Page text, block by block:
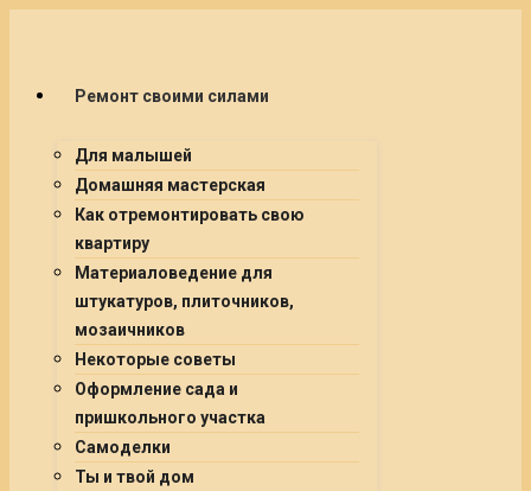
Ремонт своими силами
Для малышей
Домашняя мастерская
Как отремонтировать свою
квартиру
Материаловедение для
штукатуров, плиточников,
мозаичников
Некоторые советы
Оформление сада и
пришкольного участка
Самоделки
Ты и твой дом